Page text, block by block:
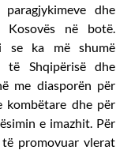
dhe
Kosovës në botë.
se ka më shumë
të Shqipërisë dhe
me diasporën për
kombëtare dhe për
e imazhit. Për
promovuar vlerat